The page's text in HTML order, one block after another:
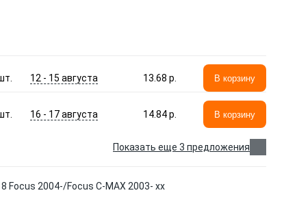
12 - 15 августа 13.68 p. В корзину
16 - 17 августа 14.84 p. В корзину
Показать еще 3 предложения
Focus 2004-/Focus C-MAX 2003- xx